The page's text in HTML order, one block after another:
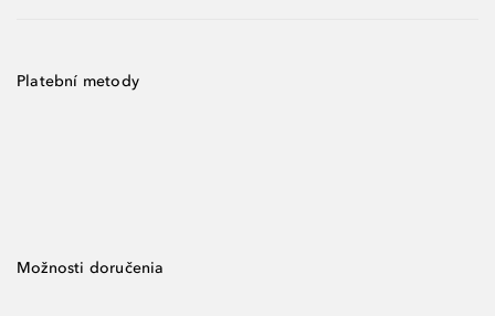
Platební metody
Možnosti doručenia